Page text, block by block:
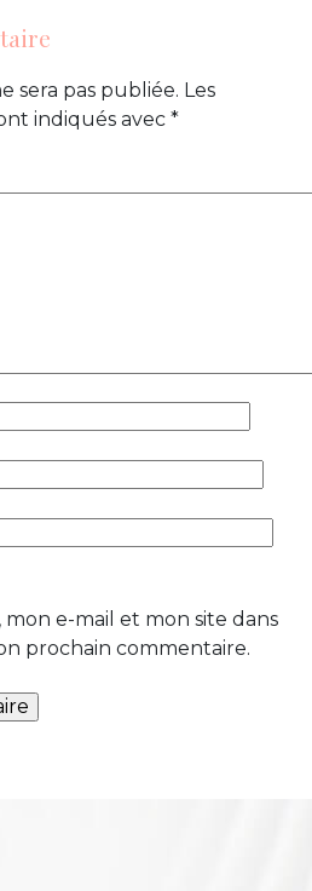
sera pas publiée. Les
indiqués avec *
e-mail et mon site dans
prochain commentaire.